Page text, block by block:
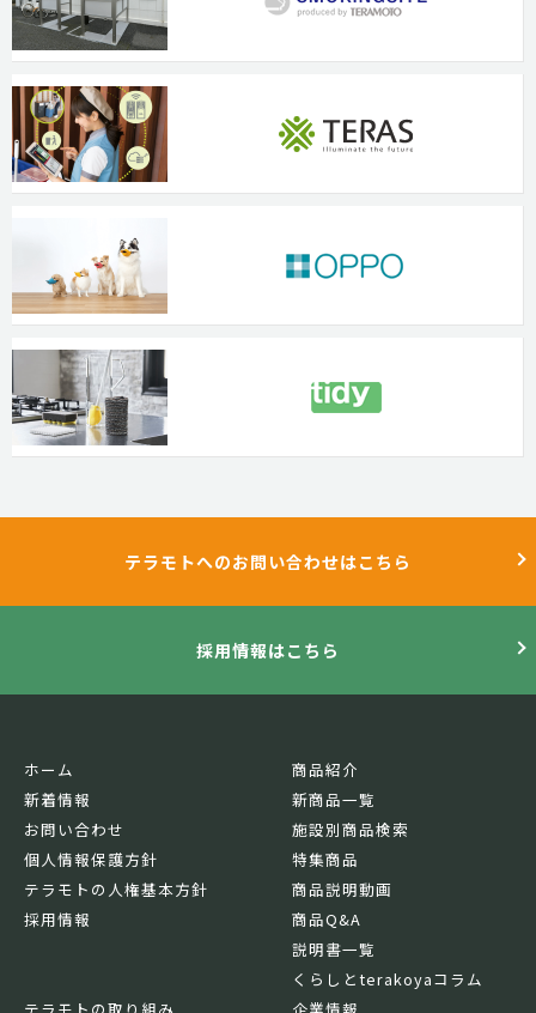
テラモトへのお問い合わせはこちら
採用情報はこちら
ホーム
新着情報
お問い合わせ
個人情報保護方針
テラモトの人権基本方針
採用情報
商品紹介
新商品一覧
施設別商品検索
特集商品
商品説明動画
商品Q&A
説明書一覧
くらしとterakoyaコラム